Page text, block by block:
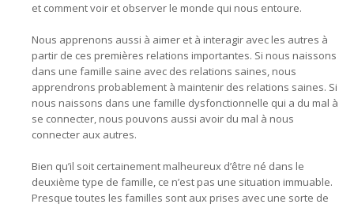
et comment voir et observer le monde qui nous entoure.
Nous apprenons aussi à aimer et à interagir avec les autres à
partir de ces premières relations importantes. Si nous naissons
dans une famille saine avec des relations saines, nous
apprendrons probablement à maintenir des relations saines. Si
nous naissons dans une famille dysfonctionnelle qui a du mal à
se connecter, nous pouvons aussi avoir du mal à nous
connecter aux autres.
Bien qu’il soit certainement malheureux d’être né dans le
deuxième type de famille, ce n’est pas une situation immuable.
Presque toutes les familles sont aux prises avec une sorte de